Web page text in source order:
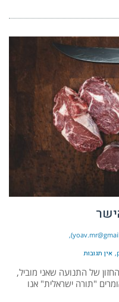
אין תגובות
של התנועה שאני מוביל,
"תורה ישראלית" אנו